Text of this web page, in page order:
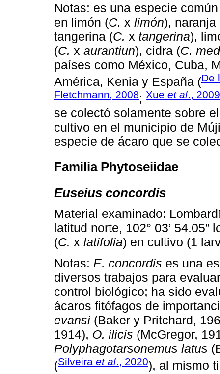
Notas: es una especie
en limón (C. x limón), naranja
tangerina (C. x tangerina),
(C. x aurantiun), cidra (C.
países como México, Cuba,
América, Kenia y España (De
Fletchmann, 2008; Xue et al., 2009
se colectó solamente sobre
cultivo en el municipio de
especie de ácaro que se
Familia Phytoseiidae
Euseius concordis
Material examinado:
latitud norte, 102° 03’
(C. x latifolia) en cultivo (1
Notas: E. concordis es una
diversos trabajos para
control biológico; ha sido
ácaros fitófagos de
evansi (Baker y Pritchard,
1914), O. ilicis (McGregor,
Polyphagotarsonemus latus
(Silveira et al ., 2020), al mismo